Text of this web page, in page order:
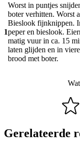
1
Worst in puntjes
boter verhitten. Worst
Bieslook fijnknippen.
peper en bieslook.
matig vuur in ca. 15
laten glijden en in
brood met boter.
Gerelateerde